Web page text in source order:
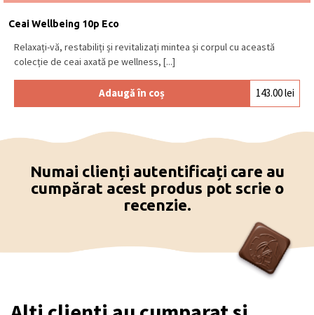
Ceai Wellbeing 10p Eco
Relaxați-vă, restabiliți și revitalizați mintea și corpul cu această
colecție de ceai axată pe wellness, [...]
Adaugă în coș 143.00lei
Numai clienți autentificați care au
cumpărat acest produs pot scrie o
recenzie.